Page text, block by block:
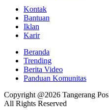
Kontak
Bantuan
Iklan
Karir
Beranda
Trending
Berita Video
Panduan Komunitas
Copyright @2026 Tangerang Pos
All Rights Reserved